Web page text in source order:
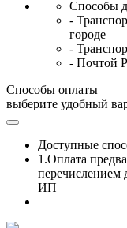
Способы
-
городе
-
- Почтой
Способы оплаты
выберите удобный
Доступные
1.Оплата
перечислением
ИП